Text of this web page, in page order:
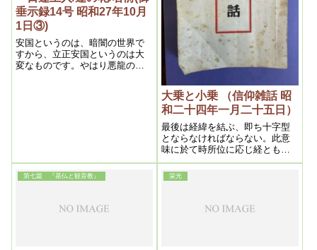
ものだという事は、今までは知
らせてはまずいからで、そこで
今度は悪の必要が無くなった、
悪があってはかえっていけない
という時期になって、初めて知
らせるのです。だから今まで、
善悪一致だなんて言ったが、そ
垂示録14号 昭和27年10月
1日③)
安国というのは、暗闇の世界で
すから、立正安国というのは大
変なものです。やはり悪龍の仕
が、その部下が狐になってい
て、それが沢山いる。で、日蓮
お詫びしてくれと言ってます。
大乗と小乗 （信仰雑話 昭
和二十四年一月二十五日）
最後は経緯を結ぶ、即ち十字型
とならなければならない。此意
味に於て時所位に応じ経ともな
り、緯ともなるというように、
千変万化、応現自在の活動こそ
真理であって、此十字型の活動
観世音菩薩は男に非ず女に非
第七篇 『基仏と観音教』 栄光